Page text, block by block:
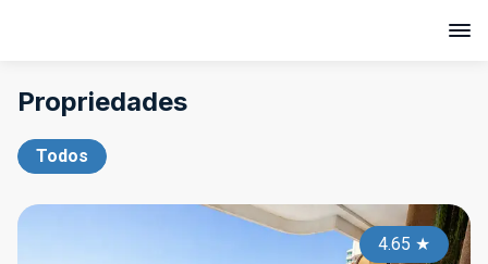
Propriedades
Todos
4.65 ★